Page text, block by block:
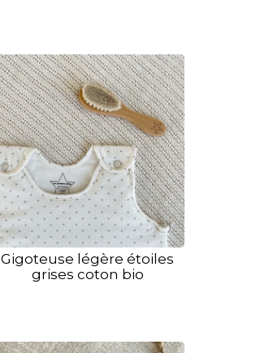
Gigoteuse légère étoiles
grises coton bio